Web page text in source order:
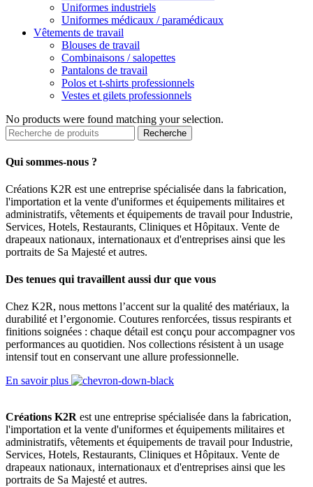
Uniformes industriels
Uniformes médicaux / paramédicaux
Vêtements de travail
Blouses de travail
Combinaisons / salopettes
Pantalons de travail
Polos et t-shirts professionnels
Vestes et gilets professionnels
No products were found matching your selection.
Recherche
Qui sommes-nous ?
Créations K2R est une entreprise spécialisée dans la fabrication,
l'importation et la vente d'uniformes et équipements militaires et
administratifs, vêtements et équipements de travail pour Industrie,
Services, Hotels, Restaurants, Cliniques et Hôpitaux. Vente de
drapeaux nationaux, internationaux et d'entreprises ainsi que les
portraits de Sa Majesté et autres.
Des tenues qui travaillent aussi dur que vous
Chez K2R, nous mettons l’accent sur la qualité des matériaux, la
durabilité et l’ergonomie. Coutures renforcées, tissus respirants et
finitions soignées : chaque détail est conçu pour accompagner vos
performances au quotidien. Nos collections résistent à un usage
intensif tout en conservant une allure professionnelle.
En savoir plus
Créations K2R est une entreprise spécialisée dans la fabrication,
l'importation et la vente d'uniformes et équipements militaires et
administratifs, vêtements et équipements de travail pour Industrie,
Services, Hotels, Restaurants, Cliniques et Hôpitaux. Vente de
drapeaux nationaux, internationaux et d'entreprises ainsi que les
portraits de Sa Majesté et autres.